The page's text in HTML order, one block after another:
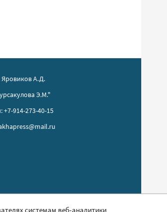
Яровиков А.Д.
Э.М."
914-273-40-15
системам веб-аналитики